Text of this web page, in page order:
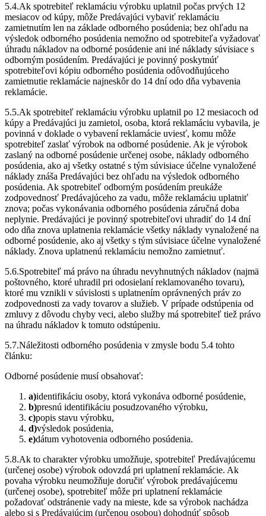
5.4.Ak spotrebiteľ reklamáciu výrobku uplatnil počas prvých 12
mesiacov od kúpy, môže Predávajúci vybaviť reklamáciu
zamietnutím len na základe odborného posúdenia; bez ohľadu na
výsledok odborného posúdenia nemožno od spotrebiteľa vyžadovať
úhradu nákladov na odborné posúdenie ani iné náklady súvisiace s
odborným posúdením. Predávajúci je povinný poskytnúť
spotrebiteľovi kópiu odborného posúdenia odôvodňujúceho
zamietnutie reklamácie najneskôr do 14 dní odo dňa vybavenia
reklamácie.
5.5.Ak spotrebiteľ reklamáciu výrobku uplatnil po 12 mesiacoch od
kúpy a Predávajúci ju zamietol, osoba, ktorá reklamáciu vybavila, je
povinná v doklade o vybavení reklamácie uviesť, komu môže
spotrebiteľ zaslať výrobok na odborné posúdenie. Ak je výrobok
zaslaný na odborné posúdenie určenej osobe, náklady odborného
posúdenia, ako aj všetky ostatné s tým súvisiace účelne vynaložené
náklady znáša Predávajúci bez ohľadu na výsledok odborného
posúdenia. Ak spotrebiteľ odborným posúdením preukáže
zodpovednosť Predávajúceho za vadu, môže reklamáciu uplatniť
znova; počas vykonávania odborného posúdenia záručná doba
neplynie. Predávajúci je povinný spotrebiteľovi uhradiť do 14 dní
odo dňa znova uplatnenia reklamácie všetky náklady vynaložené na
odborné posúdenie, ako aj všetky s tým súvisiace účelne vynaložené
náklady. Znova uplatnenú reklamáciu nemožno zamietnuť.
5.6.Spotrebiteľ má právo na úhradu nevyhnutných nákladov (najmä
poštovného, ktoré uhradil pri odosielaní reklamovaného tovaru),
ktoré mu vznikli v súvislosti s uplatnením oprávnených práv zo
zodpovednosti za vady tovarov a služieb. V prípade odstúpenia od
zmluvy z dôvodu chyby veci, alebo služby má spotrebiteľ tiež právo
na úhradu nákladov k tomuto odstúpeniu.
5.7.Náležitosti odborného posúdenia v zmysle bodu 5.4 tohto
článku:
Odborné posúdenie musí obsahovať:
a)identifikáciu osoby, ktorá vykonáva odborné posúdenie,
b)presnú identifikáciu posudzovaného výrobku,
c)popis stavu výrobku,
d)výsledok posúdenia,
e)dátum vyhotovenia odborného posúdenia.
5.8.Ak to charakter výrobku umožňuje, spotrebiteľ Predávajúcemu
(určenej osobe) výrobok odovzdá pri uplatnení reklamácie. Ak
povaha výrobku neumožňuje doručiť výrobok predávajúcemu
(určenej osobe), spotrebiteľ môže pri uplatnení reklamácie
požadovať odstránenie vady na mieste, kde sa výrobok nachádza
alebo si s Predávajúcim (určenou osobou) dohodnúť spôsob